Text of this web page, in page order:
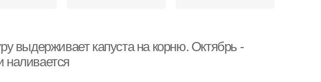
выдерживает капуста на корню. Октябрь -
наливается